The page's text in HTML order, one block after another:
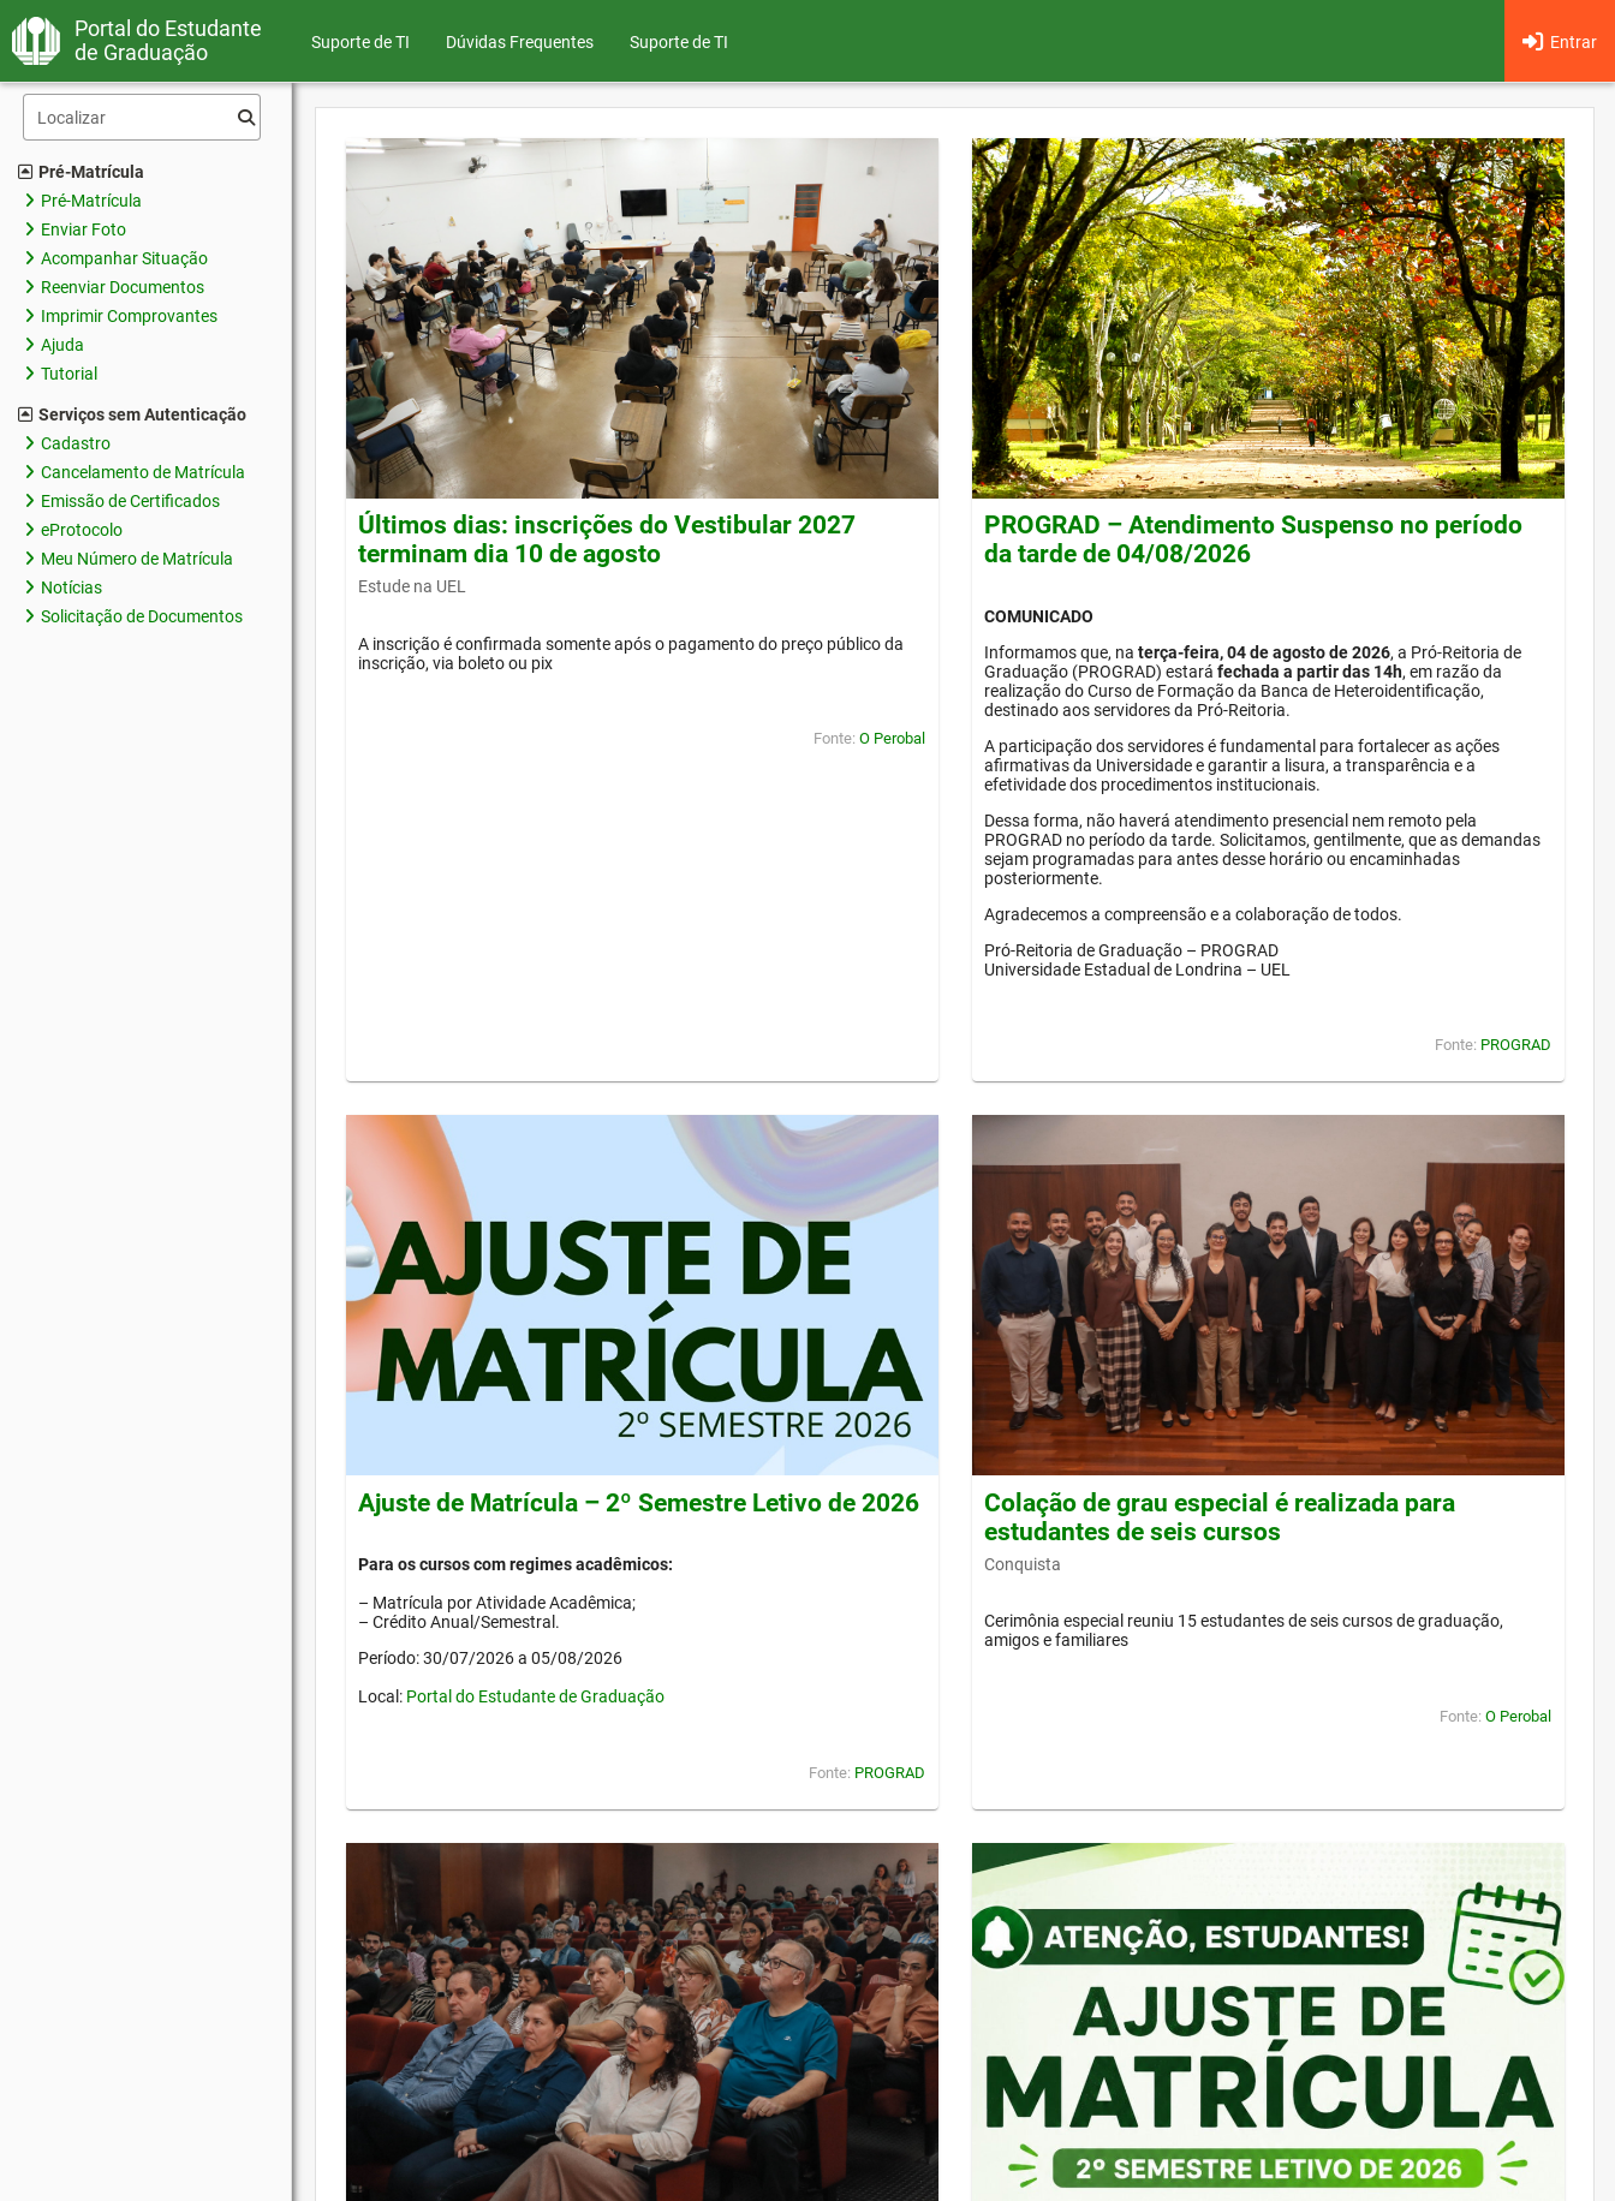
Portal do Estudante
de Graduação
Suporte de TI Dúvidas Frequentes Entrar
Suporte de TI
Pré-Matrícula
Pré-Matrícula
Enviar Foto
Acompanhar Situação
Reenviar Documentos
Imprimir Comprovantes
Ajuda
Tutorial
Serviços sem Autenticação
Cadastro
Cancelamento de Matrícula
Emissão de Certificados
eProtocolo
Meu Número de Matrícula
Notícias
Solicitação de Documentos
Últimos dias: inscrições do Vestibular 2027
terminam dia 10 de agosto
Estude na UEL
A inscrição é confirmada somente após o pagamento do preço público da
inscrição, via boleto ou pix
Fonte: O Perobal
PROGRAD – Atendimento Suspenso no período
da tarde de 04/08/2026
COMUNICADO
Informamos que, na terça-feira, 04 de agosto de 2026, a Pró-Reitoria de
Graduação (PROGRAD) estará fechada a partir das 14h, em razão da
realização do Curso de Formação da Banca de Heteroidentificação,
destinado aos servidores da Pró-Reitoria.
A participação dos servidores é fundamental para fortalecer as ações
afirmativas da Universidade e garantir a lisura, a transparência e a
efetividade dos procedimentos institucionais.
Dessa forma, não haverá atendimento presencial nem remoto pela
PROGRAD no período da tarde. Solicitamos, gentilmente, que as demandas
sejam programadas para antes desse horário ou encaminhadas
posteriormente.
Agradecemos a compreensão e a colaboração de todos.
Pró-Reitoria de Graduação – PROGRAD
Universidade Estadual de Londrina – UEL
Fonte: PROGRAD
Ajuste de Matrícula – 2º Semestre Letivo de 2026
Para os cursos com regimes acadêmicos:
– Matrícula por Atividade Acadêmica;
– Crédito Anual/Semestral.
Período: 30/07/2026 a 05/08/2026
Local: Portal do Estudante de Graduação
Fonte: PROGRAD
Colação de grau especial é realizada para
estudantes de seis cursos
Conquista
Cerimônia especial reuniu 15 estudantes de seis cursos de graduação,
amigos e familiares
Fonte: O Perobal